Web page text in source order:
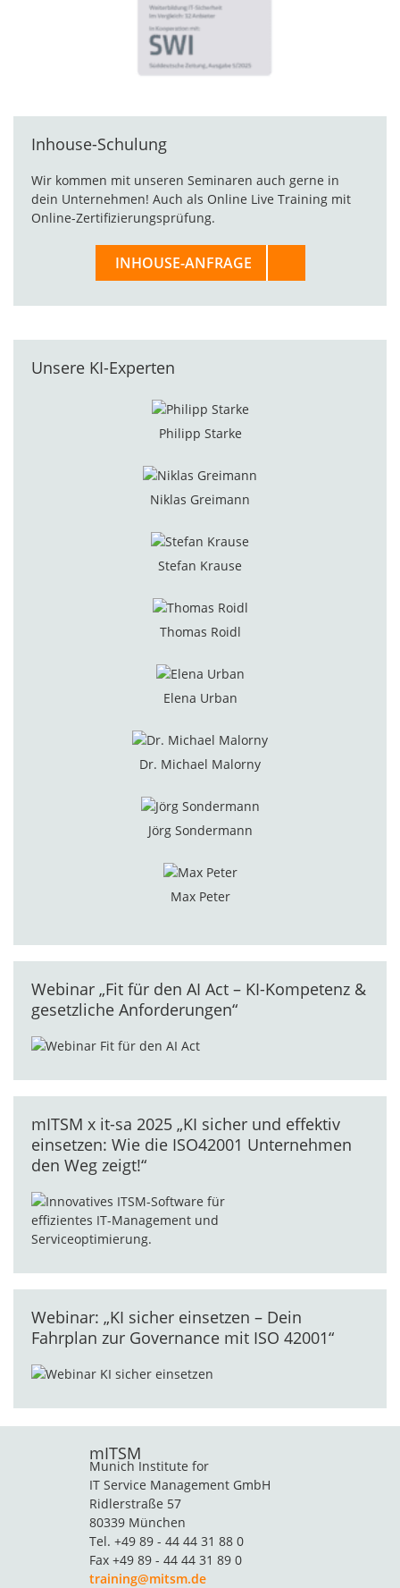
Inhouse-Schulung
Wir kommen mit unseren Seminaren auch gerne in
dein Unternehmen! Auch als Online Live Training mit
Online-Zertifizierungsprüfung.
INHOUSE-ANFRAGE
Unsere KI-Experten
Philipp Starke
Niklas Greimann
Stefan Krause
Thomas Roidl
Elena Urban
Dr. Michael Malorny
Jörg Sondermann
Max Peter
Webinar „Fit für den AI Act – KI-Kompetenz &
gesetzliche Anforderungen“
mITSM x it-sa 2025 „KI sicher und effektiv
einsetzen: Wie die ISO42001 Unternehmen
den Weg zeigt!“
Webinar: „KI sicher einsetzen – Dein
Fahrplan zur Governance mit ISO 42001“
mITSM
Munich Institute for
IT Service Management GmbH
Ridlerstraße 57
80339 München
Tel. +49 89 - 44 44 31 88 0
Fax +49 89 - 44 44 31 89 0
training@mitsm.de